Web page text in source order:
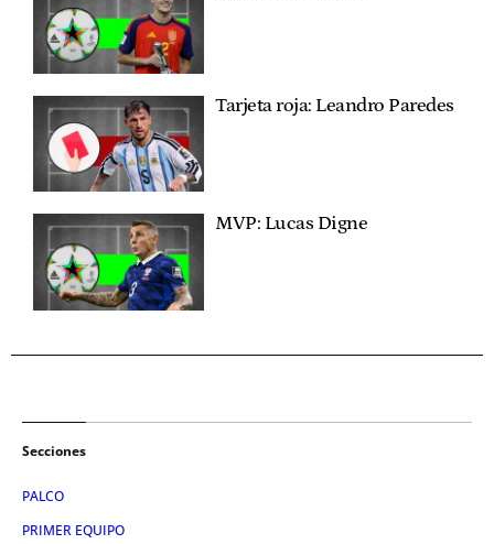
Tarjeta roja: Leandro Paredes
MVP: Lucas Digne
Secciones
PALCO
PRIMER EQUIPO